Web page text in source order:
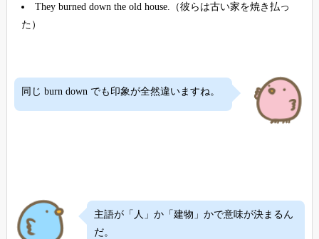
They burned down the old house.（彼らは古い家を焼き払っ
た）
同じ burn down でも印象が全然違いますね。
主語が「人」か「建物」かで意味が決まるん
だ。